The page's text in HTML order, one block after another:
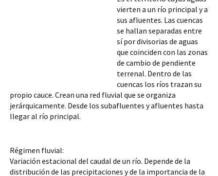
vierten a un río principal y a
sus afluentes. Las cuencas
se hallan separadas entre
sí por divisorias de aguas
que coinciden con las zonas
de cambio de pendiente
terrenal. Dentro de las
cuencas los ríos trazan su
propio cauce. Crean una red fluvial que se organiza
jerárquicamente. Desde los subafluentes y afluentes hasta
llegar al río principal.
Régimen fluvial:
Variación estacional del caudal de un río. Depende de la
distribución de las precipitaciones y de la importancia de la